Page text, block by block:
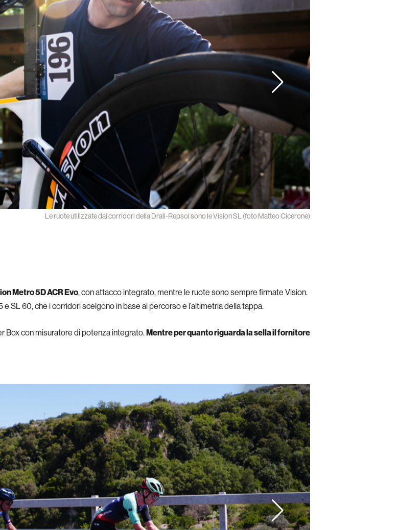
Le ruote utilizzate dai corridori della Drali-Repsol sono le Vision SL (foto Matteo Cicerone)
Metro 5D ACR Evo, con attacco integrato, mentre le ruote sono sempre firmate Vision.
SL 60, che i corridori scelgono in base al percorso e l’altimetria della tappa.
Box con misuratore di potenza integrato.Mentre per quanto riguarda la sella il fornitore